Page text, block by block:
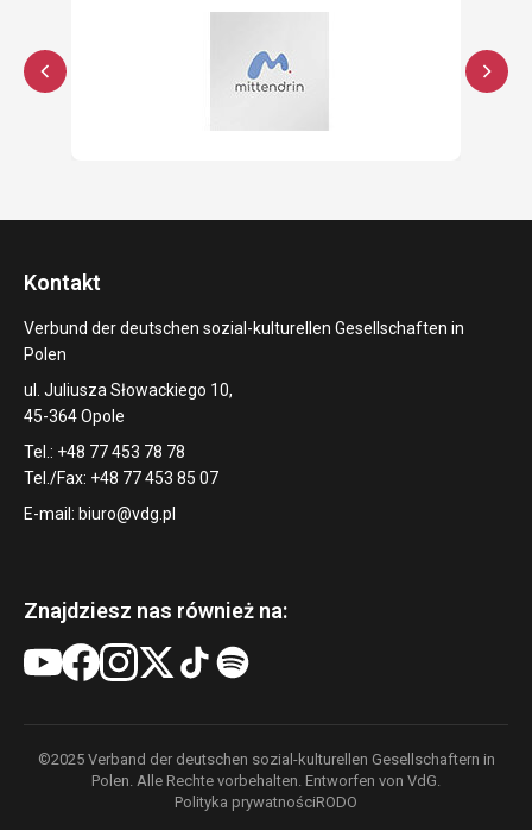
Kontakt
Verbund der deutschen sozial-kulturellen Gesellschaften in
Polen
ul. Juliusza Słowackiego 10,
45-364 Opole
Tel.: +48 77 453 78 78
Tel./Fax: +48 77 453 85 07
E-mail: biuro@vdg.pl
Znajdziesz nas również na:
©2025 Verband der deutschen sozial-kulturellen Gesellschaftern in
Polen. Alle Rechte vorbehalten. Entworfen von VdG.
Polityka prywatnościRODO